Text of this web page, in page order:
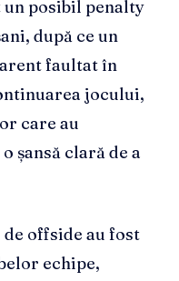
un posibil penalty
după ce un
faultat în
jocului,
care au
șansă clară de a
offside au fost
echipe,